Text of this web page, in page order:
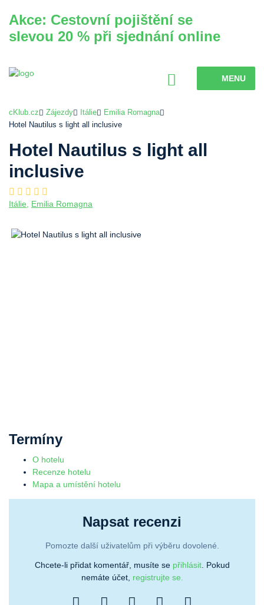
Akce: Cestovní pojištění se
slevou 20 % při sjednání online
MENU
cKlub.cz Zájezdy Itálie
Emilia Romagna
Hotel Nautilus s light all inclusive
Hotel Nautilus s light all
inclusive
Itálie Emilia Romagna
Termíny
O hotelu
Recenze hotelu
Mapa a umístění hotelu
Napsat recenzi
Pomozte další uživatelům při výběru dovolené.
Chcete-li přidat komentář, musíte se přihlásit. Pokud
nemáte účet, registrujte se.